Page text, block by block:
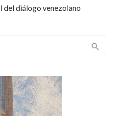
del diálogo venezolano